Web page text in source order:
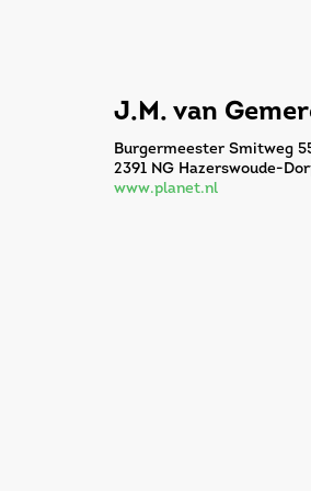
J.M. van
Burgermeester Smitweg
2391 NG Hazerswoude-
www.planet.nl